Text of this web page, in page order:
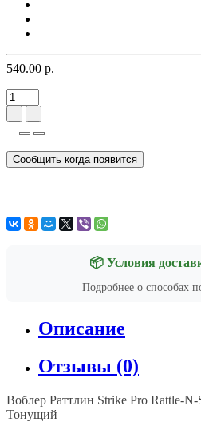
540.00 р.
Сообщить когда появится
📦 Условия
Подробнее о способах
Описание
Отзывы (0)
Воблер Раттлин Strike Pro Rattle-N-
Тонущий